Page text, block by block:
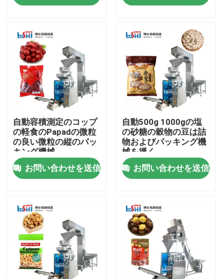
私たちに関しては
工場見学
品質管理
お問い合わせ
引用を要求
粉末包装機
縦のパッキング機械
顆粒包装機
自動容積測定のコップ
の軽食のPapadの微粒
の良い微粒の縦のパッ
キング機械
お問い合わせを送信
自動500g 1000gの塩
の砂糖の穀物の豆は詰
物およびパッキング機
械を播く
お問い合わせを送信